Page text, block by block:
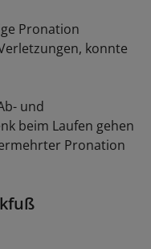
Pronation
konnte
und
beim Laufen gehen
Pronation